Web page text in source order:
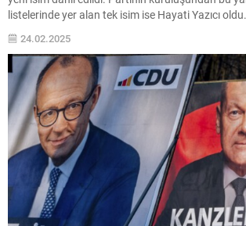
listelerinde yer alan tek isim ise Hayati Yazıcı oldu.
24.02.2025